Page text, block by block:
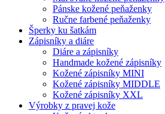
Pánske kožené peňaženky
Ručne farbené peňaženky
Šperky ku šatkám
Zápisníky a diáre
Diáre a zápisníky
Handmade kožené zápisníky
Kožené zápisníky MINI
Kožené zápisníky MIDDLE
Kožené zápisníky XXL
Výrobky z pravej kože